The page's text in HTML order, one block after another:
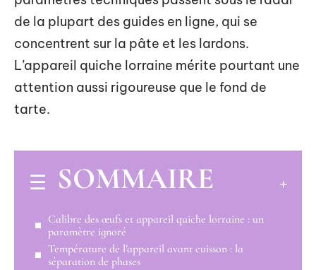
de la plupart des guides en ligne, qui se
concentrent sur la pâte et les lardons.
L’appareil quiche lorraine mérite pourtant une
attention aussi rigoureuse que le fond de
tarte.
SOMMAIRE
Calibre des œufs et appareil quiche lorraine : un
paramètre ignoré
Température de l’appareil avant cuisson : la
séparation de phases